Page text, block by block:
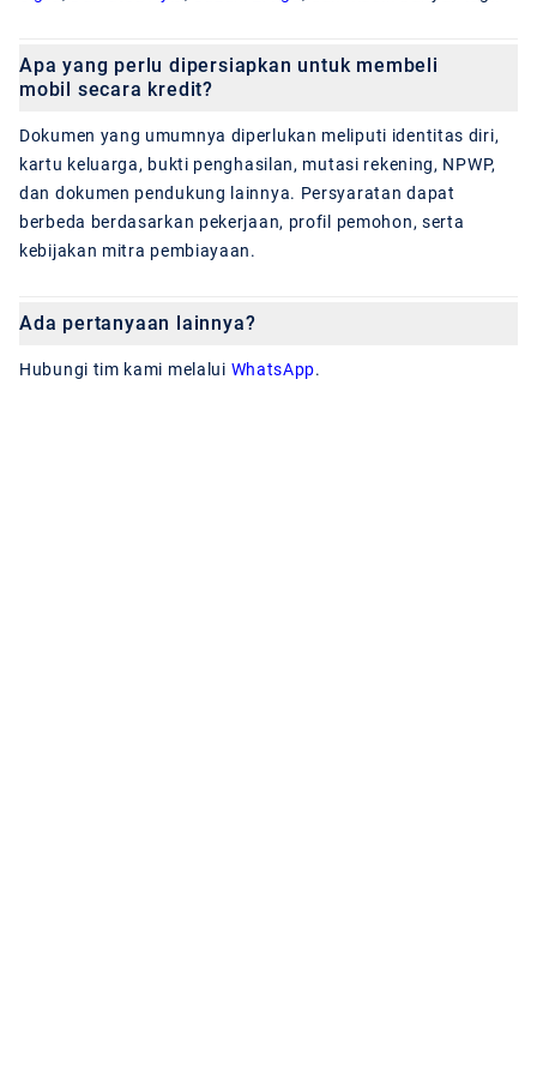
Apa yang perlu dipersiapkan untuk membeli
mobil secara kredit?
Dokumen yang umumnya diperlukan meliputi identitas diri,
kartu keluarga, bukti penghasilan, mutasi rekening, NPWP,
dan dokumen pendukung lainnya. Persyaratan dapat
berbeda berdasarkan pekerjaan, profil pemohon, serta
kebijakan mitra pembiayaan.
Ada pertanyaan lainnya?
Hubungi tim kami melalui WhatsApp.